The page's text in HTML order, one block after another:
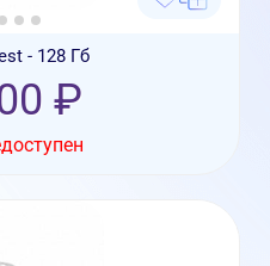
- 128 Гб
₽